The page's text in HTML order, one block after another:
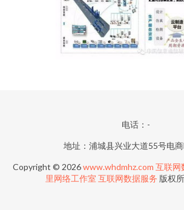
电话：-
地址：浦城县兴业大道55号电
Copyright © 2026www.whdmhz.com 互联网
里网络工作室 互联网数据服务 版权